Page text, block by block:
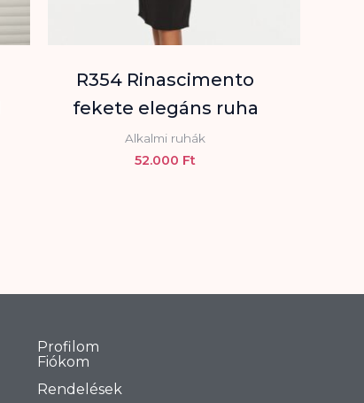
R354 Rinascimento
fekete elegáns ruha
Alkalmi ruhák
52.000 Ft
Profilom
Fiókom
Rendelések